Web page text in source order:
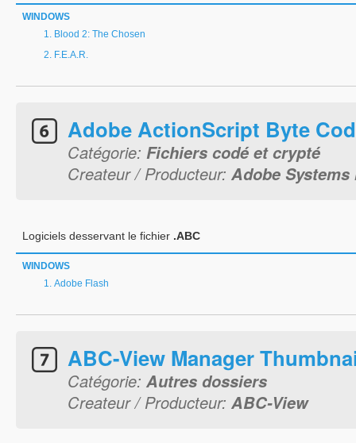
WINDOWS
Blood 2: The Chosen
F.E.A.R.
Adobe ActionScript Byte
Catégorie: Fichiers codé et crypté
Createur / Producteur: Adobe
Logiciels desservant le fichier .ABC
WINDOWS
Adobe Flash
ABC-View Manager
Catégorie: Autres dossiers
Createur / Producteur: ABC-View